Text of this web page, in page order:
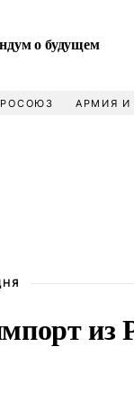
о будущем
АРМИЯ И
из